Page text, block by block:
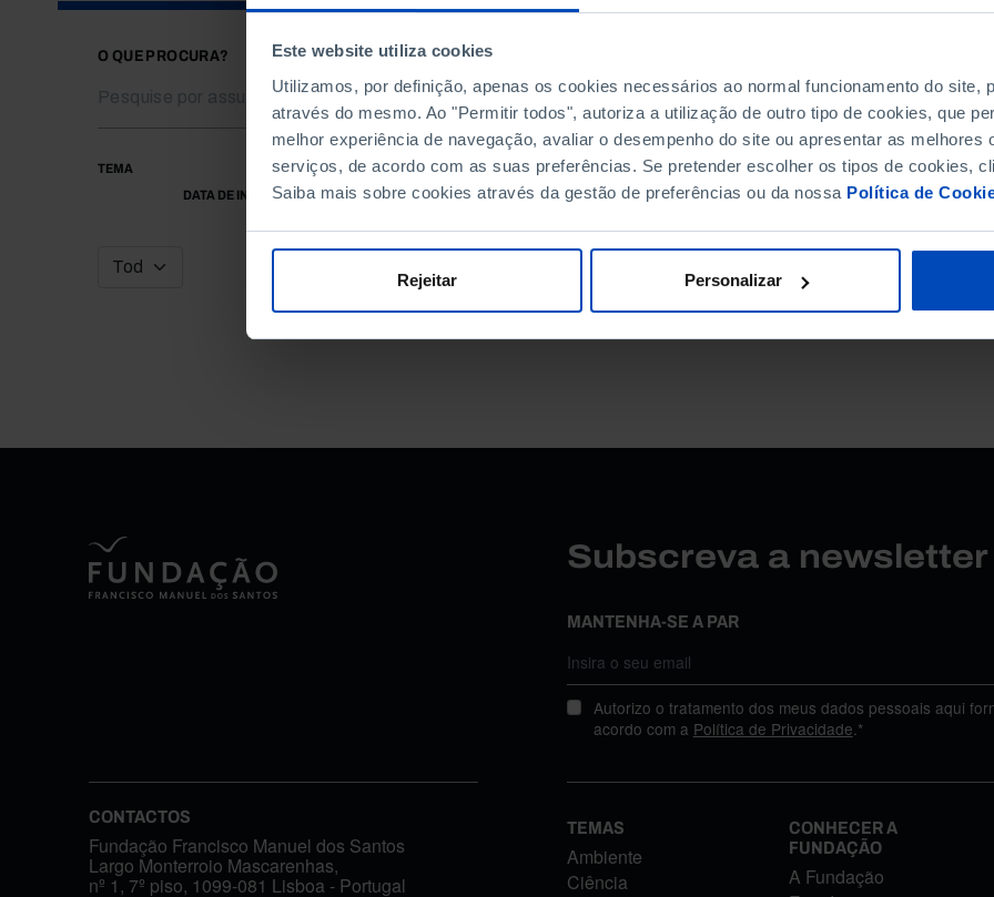
Este website utiliza cookies
Utilizamos, por definição, apenas os cookies necessários ao normal funcionamento do site,
através do mesmo. Ao "Permitir todos", autoriza a utilização de outro tipo de cookies, que
melhor experiência de navegação, avaliar o desempenho do site ou apresentar as melhores
serviços, de acordo com as suas preferências. Se pretender escolher os tipos de cookies,
Saiba mais sobre cookies através da gestão de preferências ou da nossa Política de
Rejeitar Personalizar
O QUE PROCURA?
TEMA
DATA DE INÍCIO
DATA DE FIM
Subscreva a
MANTENHA-SE A PAR
Autorizo o tratamento dos meus dados pessoais aqui
acordo com a Política de Privacidade.*
CONTACTOS
Fundação Francisco Manuel dos Santos
Largo Monterroio Mascarenhas,
nº 1, 7º piso, 1099-081 Lisboa - Portugal
TEMAS
Ambiente
Ciência
CONHECER A
FUNDAÇÃO
A Fundação